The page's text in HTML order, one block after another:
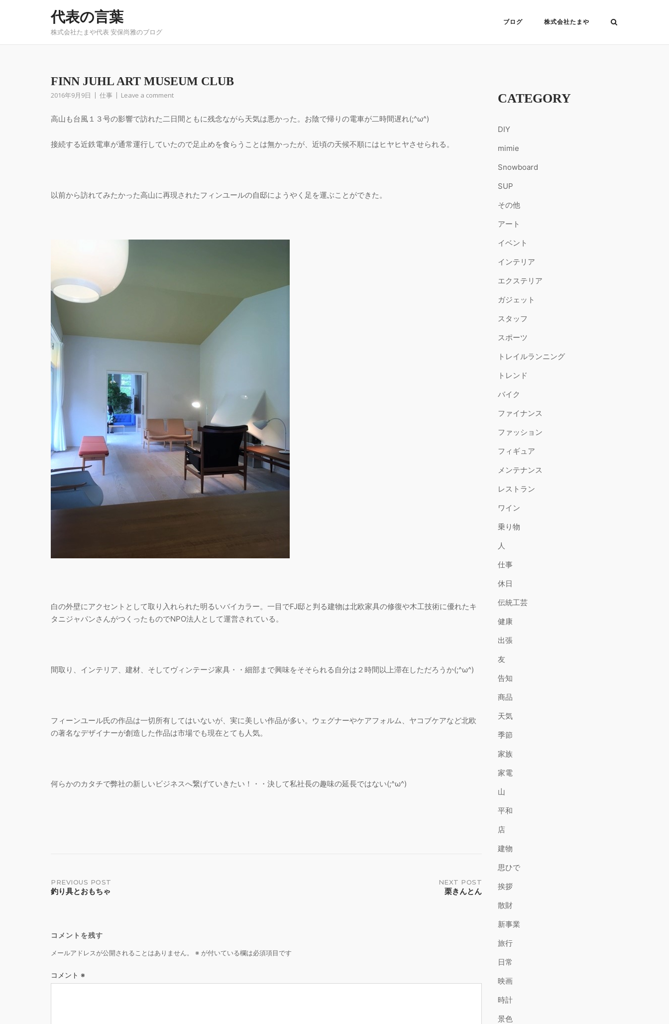
代表の言葉
株式会社たまや代表 安保尚雅のブログ
ブログ 株式会社たまや
FINN JUHL ART MUSEUM CLUB
2016年9月9日 仕事 Leave a comment
高山も台風１３号の影響で訪れた二日間ともに残念ながら天気は悪かった。お陰で帰りの電車が二時間遅れ(;^ω^)
接続する近鉄電車が通常運行していたので足止めを食らうことは無かったが、近頃の天候不順にはヒヤヒヤさせられる。
以前から訪れてみたかった高山に再現されたフィンユールの自邸にようやく足を運ぶことができた。
白の外壁にアクセントとして取り入れられた明るいバイカラー。一目でFJ邸と判る建物は北欧家具の修復や木工技術に優れたキ
タニジャパンさんがつくったものでNPO法人として運営されている。
間取り、インテリア、建材、そしてヴィンテージ家具・・細部まで興味をそそられる自分は２時間以上滞在しただろうか(;^ω^)
フィーンユール氏の作品は一切所有してはいないが、実に美しい作品が多い。ウェグナーやケアフォルム、ヤコブケアなど北欧
の著名なデザイナーが創造した作品は市場でも現在とても人気。
何らかのカタチで弊社の新しいビジネスへ繋げていきたい！・・決して私社長の趣味の延長ではない(;^ω^)
Post
PREVIOUS POST
釣り具とおもちゃ
NEXT POST
栗きんとん
コメントを残す
メールアドレスが公開されることはありません。 ※ が付いている欄は必須項目です
コメント ※
CATEGORY
DIY
mimie
Snowboard
SUP
その他
アート
イベント
インテリア
エクステリア
ガジェット
スタッフ
スポーツ
トレイルランニング
トレンド
バイク
ファイナンス
ファッション
フィギュア
メンテナンス
レストラン
ワイン
乗り物
人
仕事
休日
伝統工芸
健康
出張
友
告知
商品
天気
季節
家族
家電
山
平和
店
建物
思ひで
挨拶
散財
新事業
旅行
日常
映画
時計
景色